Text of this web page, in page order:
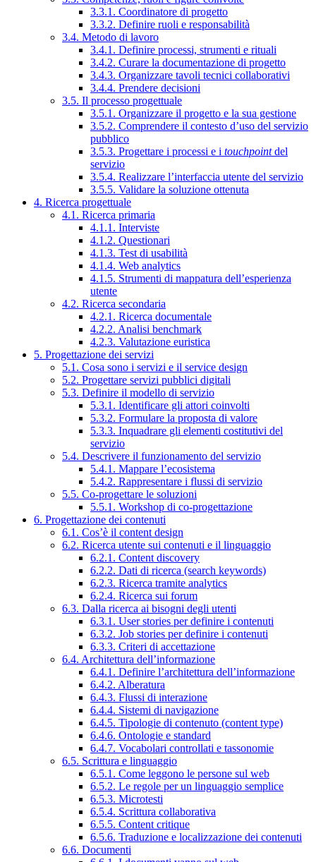
3.3.1. Coordinatore di progetto
3.3.2. Definire ruoli e responsabilità
3.4. Metodo di lavoro
3.4.1. Definire processi, strumenti e rituali
3.4.2. Curare la documentazione di progetto
3.4.3. Organizzare tavoli tecnici collaborativi
3.4.4. Prendere decisioni
3.5. Il processo progettuale
3.5.1. Organizzare il progetto e la sua gestione
3.5.2. Comprendere il contesto d’uso del servizio
pubblico
3.5.3. Progettare i processi e i touchpointdel
servizio
3.5.4. Realizzare l’interfaccia utente del servizio
3.5.5. Validare la soluzione ottenuta
4. Ricerca progettuale
4.1. Ricerca primaria
4.1.1. Interviste
4.1.2. Questionari
4.1.3. Test di usabilità
4.1.4. Web analytics
4.1.5. Strumenti di mappatura dell’esperienza
utente
4.2. Ricerca secondaria
4.2.1. Ricerca documentale
4.2.2. Analisi benchmark
4.2.3. Valutazione euristica
5. Progettazione dei servizi
5.1. Cosa sono i servizi e il service design
5.2. Progettare servizi pubblici digitali
5.3. Definire il modello di servizio
5.3.1. Identificare gli attori coinvolti
5.3.2. Formulare la proposta di valore
5.3.3. Inquadrare gli elementi costitutivi del
servizio
5.4. Descrivere il funzionamento del servizio
5.4.1. Mappare l’ecosistema
5.4.2. Rappresentare i flussi di servizio
5.5. Co-progettare le soluzioni
5.5.1. Workshop di co-progettazione
6. Progettazione dei contenuti
6.1. Cos’è il content design
6.2. Ricerca utente sui contenuti e il linguaggio
6.2.1. Content discovery
6.2.2. Dati di ricerca (search keywords)
6.2.3. Ricerca tramite analytics
6.2.4. Ricerca sui forum
6.3. Dalla ricerca ai bisogni degli utenti
6.3.1. User stories per definire i contenuti
6.3.2. Job stories per definire i contenuti
6.3.3. Criteri di accettazione
6.4. Architettura dell’informazione
6.4.1. Definire l’architettura dell’informazione
6.4.2. Alberatura
6.4.3. Flussi di interazione
6.4.4. Sistemi di navigazione
6.4.5. Tipologie di contenuto (content type)
6.4.6. Ontologie e standard
6.4.7. Vocabolari controllati e tassonomie
6.5. Scrittura e linguaggio
6.5.1. Come leggono le persone sul web
6.5.2. Le regole per un linguaggio semplice
6.5.3. Microtesti
6.5.4. Scrittura collaborativa
6.5.5. Content critique
6.5.6. Traduzione e localizzazione dei contenuti
6.6. Documenti